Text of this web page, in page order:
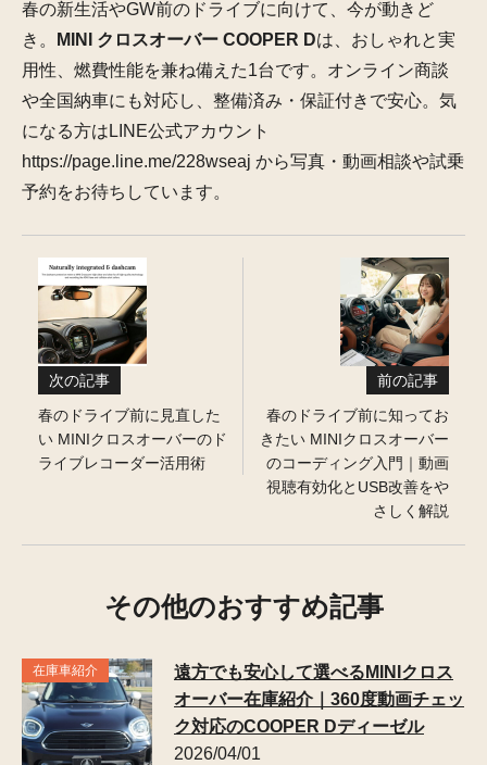
春の新生活やGW前のドライブに向けて、今が動きど
き。
MINI クロスオーバー COOPER Dは、おしゃれと実
用性、燃費性能を兼ね備えた1台です。オンライン商談
や全国納車にも対応し、整備済み・保証付きで安心。気
になる方はLINE公式アカウント
https://page.line.me/228wseaj から写真・動画相談や試乗
予約をお待ちしています。
次の記事
春のドライブ前に見直した
い MINIクロスオーバーのド
ライブレコーダー活用術
前の記事
春のドライブ前に知ってお
きたい MINIクロスオーバー
のコーディング入門｜動画
視聴有効化とUSB改善をや
さしく解説
その他のおすすめ記事
在庫車紹介
遠方でも安心して選べるMINIクロス
オーバー在庫紹介｜360度動画チェッ
ク対応のCOOPER Dディーゼル
2026/04/01